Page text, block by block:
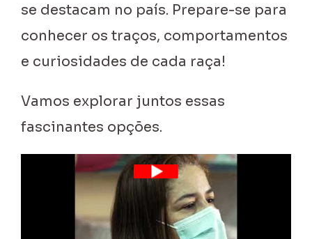
se destacam no país. Prepare-se para
conhecer os traços, comportamentos
e curiosidades de cada raça!
Vamos explorar juntos essas
fascinantes opções.